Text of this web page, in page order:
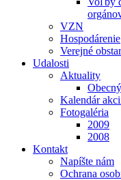
VZN
Hospodárenie
Verejné
Udalosti
Aktuality
Kalendár
Fotogaléria
2009
2008
Kontakt
Napíšte nám
Ochrana